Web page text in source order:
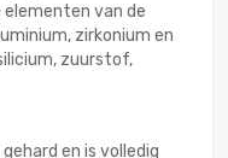
van de
zirkonium en
zuurstof,
en is volledig